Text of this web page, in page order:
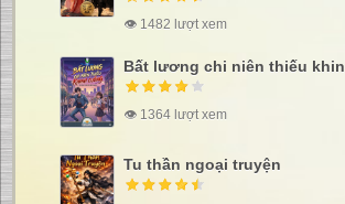
👁 1482 lượt xem
Bất lương chi niên thiếu
👁 1364 lượt xem
Tu thần ngoại truyện